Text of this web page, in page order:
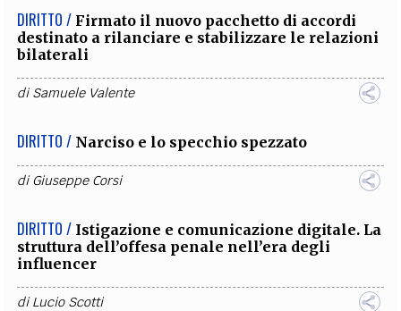
DIRITTO / Firmato il nuovo pacchetto di accordi
destinato a rilanciare e stabilizzare le relazioni
bilaterali
diSamuele Valente
DIRITTO / Narciso e lo specchio spezzato
diGiuseppe Corsi
DIRITTO / Istigazione e comunicazione digitale. La
struttura dell’offesa penale nell’era degli
influencer
diLucio Scotti